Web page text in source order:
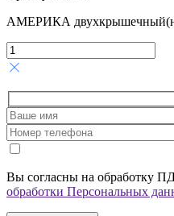
АМЕРИКА
Вы согласны на обработку
обработки Персональных